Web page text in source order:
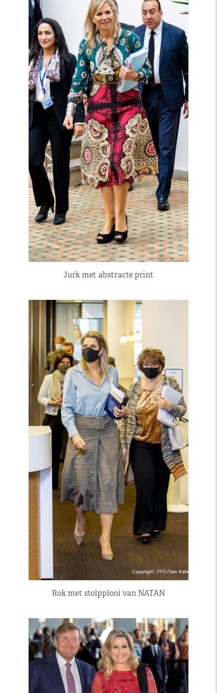
Jurk met abstracte print
Rok met stolpplooi van NATAN